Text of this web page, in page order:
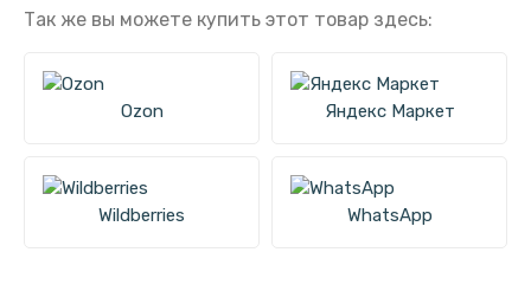
Так же вы можете купить этот товар здесь:
Ozon Яндекс Маркет
Wildberries WhatsApp